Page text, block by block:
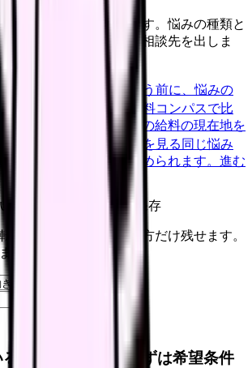
ていなくても大丈夫です。悩みの種類と
、次に見るべき記事と相談先を出しま
で診断
辞めるべきか迷う前に、悩みの
理します。
給料コンパスで比
数・施設形態から、今の給料の現在地を
匿名掲示板で本音を見る 同じ悩み
職場だけの問題か確かめられます。 進む
人向け: 希望条件だけ保存
職時期と気になる働き方だけ残せます。
せん。
看護師さんへ。まずは希望条件